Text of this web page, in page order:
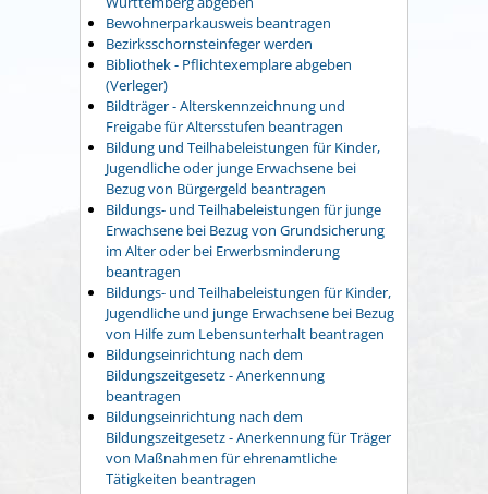
Bewohnerparkausweis beantragen
Bezirksschornsteinfeger werden
Bibliothek - Pflichtexemplare abgeben
(Verleger)
Bildträger - Alterskennzeichnung und
Freigabe für Altersstufen beantragen
Bildung und Teilhabeleistungen für Kinder,
Jugendliche oder junge Erwachsene bei
Bezug von Bürgergeld beantragen
Bildungs- und Teilhabeleistungen für junge
Erwachsene bei Bezug von Grundsicherung
im Alter oder bei Erwerbsminderung
beantragen
Bildungs- und Teilhabeleistungen für Kinder,
Jugendliche und junge Erwachsene bei Bezug
von Hilfe zum Lebensunterhalt beantragen
Bildungseinrichtung nach dem
Bildungszeitgesetz - Anerkennung
beantragen
Bildungseinrichtung nach dem
Bildungszeitgesetz - Anerkennung für Träger
von Maßnahmen für ehrenamtliche
Tätigkeiten beantragen